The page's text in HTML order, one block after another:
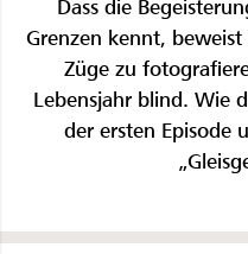
Dass die
Grenzen kennt,
Züge zu
Lebensjahr blind. Wie
der ersten Episode